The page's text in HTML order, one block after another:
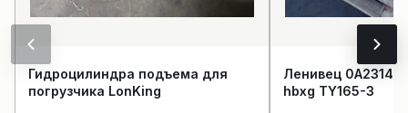
Гидроцилиндра подъема для
погрузчика LonKing
Ленивец 0A23148
hbxg TY165-3